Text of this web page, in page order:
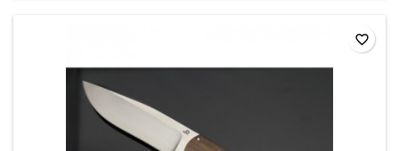
favorite_border